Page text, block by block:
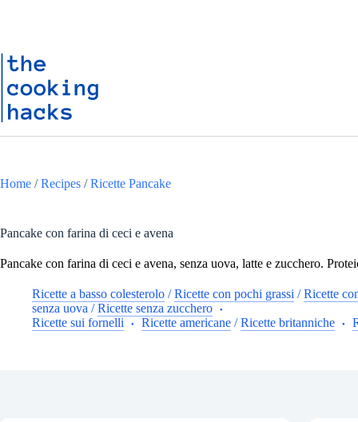
t
o
n
n
Home /Recipes /Ricette Pancake
Pancake con farina di ceci e avena
Pancake con farina di ceci e avena, senza uova, latte e zucchero.
Ricette a basso colesterolo /Ricette con pochi grassi /Ricette
senza uova /Ricette senza zucchero
Ricette sui fornelli
Ricette americane /Ricette britanniche